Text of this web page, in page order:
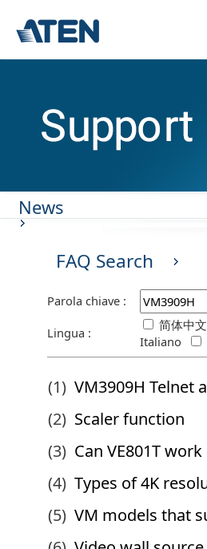
News
FAQ Search
Parola chiave :
Lingua :
简体中文
Italiano